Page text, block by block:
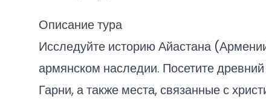
Описание тура
Исследуйте историю Айастана
армянском наследии. Посетите
Гарни, а также места, связанные с